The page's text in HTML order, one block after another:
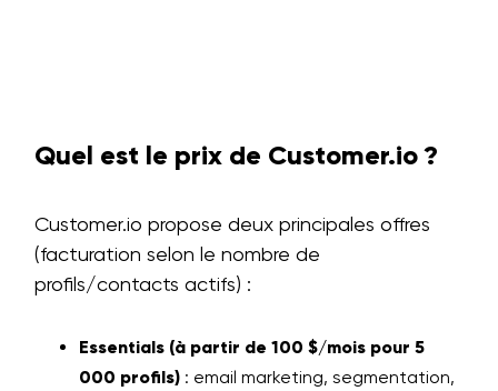
Quel est le prix de Customer.io ?
Customer.io propose deux principales offres
(facturation selon le nombre de
profils/contacts actifs) :
Essentials (à partir de 100 $/mois pour 5
000 profils) : email marketing, segmentation,